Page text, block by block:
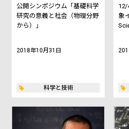
公開シンポジウム「基礎科学
研究の意義と社会（物理分野
から）」
2018年10月31日
科学と技術
12/
象